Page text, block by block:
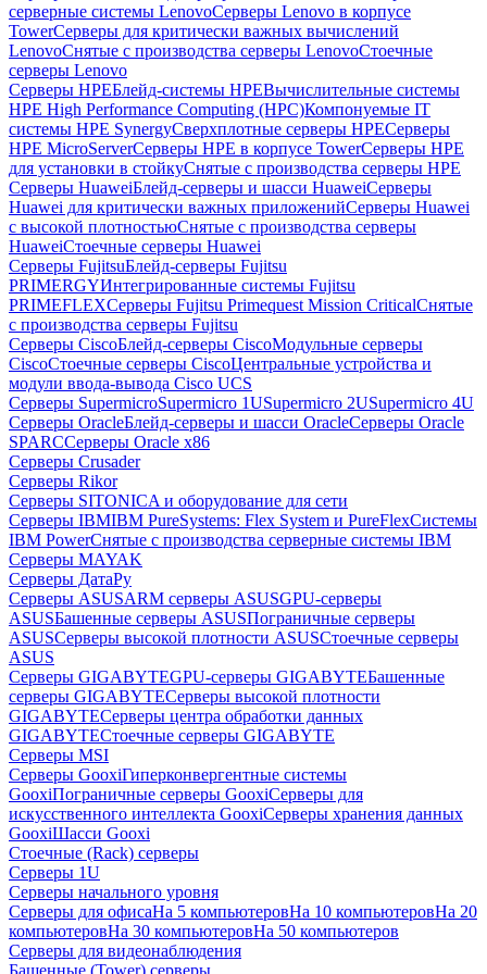
серверные системы LenovoСерверы Lenovo в корпусе
TowerСерверы для критически важных вычислений
LenovoСнятые с производства серверы LenovoСтоечные
серверы Lenovo
Серверы HPEБлейд-системы HPEВычислительные системы
HPE High Performance Computing (HPC)Компонуемые IT
системы HPE SynergyСверхплотные серверы HPEСерверы
HPE MicroServerСерверы HPE в корпусе TowerСерверы HPE
для установки в стойкуСнятые с производства серверы HPE
Серверы HuaweiБлейд-серверы и шасси HuaweiСерверы
Huawei для критически важных приложенийСерверы Huawei
с высокой плотностьюСнятые с производства серверы
HuaweiСтоечные серверы Huawei
Серверы FujitsuБлейд-серверы Fujitsu
PRIMERGYИнтегрированные системы Fujitsu
PRIMEFLEXСерверы Fujitsu Primequest Mission CriticalСнятые
с производства серверы Fujitsu
Серверы CiscoБлейд-серверы CiscoМодульные серверы
CiscoСтоечные серверы CiscoЦентральные устройства и
модули ввода-вывода Cisco UCS
Серверы SupermicroSupermicro 1USupermicro 2USupermicro 4U
Серверы OracleБлейд-серверы и шасси OracleСерверы Oracle
SPARCСерверы Oracle x86
Серверы Crusader
Серверы Rikor
Серверы SITONICA и оборудование для сети
Серверы IBMIBM PureSystems: Flex System и PureFlexСистемы
IBM PowerСнятые с производства серверные системы IBM
Серверы MAYAK
Серверы ДатаРу
Серверы ASUSARM серверы ASUSGPU-серверы
ASUSБашенные серверы ASUSПограничные серверы
ASUSСерверы высокой плотности ASUSСтоечные серверы
ASUS
Серверы GIGABYTEGPU-серверы GIGABYTEБашенные
серверы GIGABYTEСерверы высокой плотности
GIGABYTEСерверы центра обработки данных
GIGABYTEСтоечные серверы GIGABYTE
Серверы MSI
Серверы GooxiГиперконвергентные системы
GooxiПограничные серверы GooxiСерверы для
искусственного интеллекта GooxiСерверы хранения данных
GooxiШасси Gooxi
Стоечные (Rack) серверы
Серверы 1U
Серверы начального уровня
Серверы для офисаНа 5 компьютеровНа 10 компьютеровНа 20
компьютеровНа 30 компьютеровНа 50 компьютеров
Серверы для видеонаблюдения
Башенные (Tower) серверы